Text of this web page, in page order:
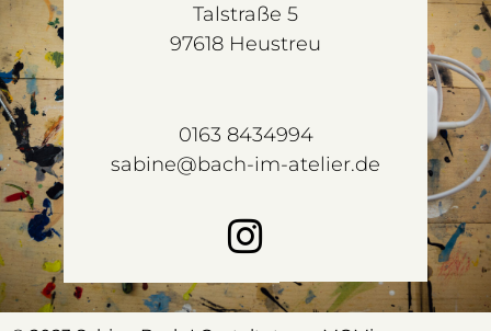
Talstraße 5
97618 Heustreu
0163 8434994
sabine@bach-im-atelier.de